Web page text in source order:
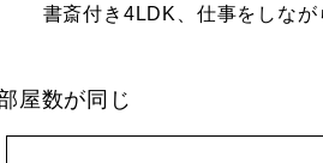
書斎付き4LDK、仕事をしな
屋数が同じ